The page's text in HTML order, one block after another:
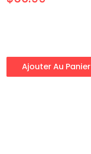
Ajouter Au Panier